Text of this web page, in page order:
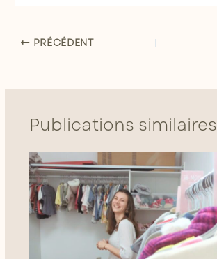
PRÉCÉDENT
Publications similaires